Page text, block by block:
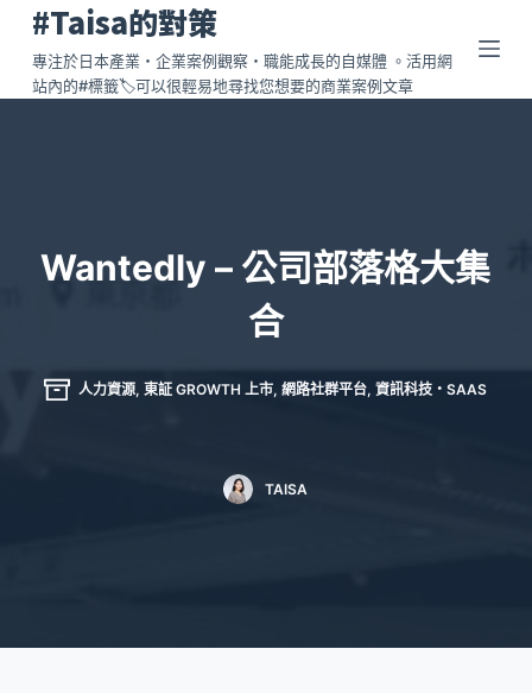
跳
至
主
#Taisa的對策
專注於日本產業・企業案例觀察・職能成長的自媒體 。活用網
站內的#標籤🏷️可以很輕易地尋找您想要的商業案例文章
Wantedly – 公司部落格大集
合
人力資源,東証 GROWTH 上市,網路社群平台,資訊科技・SAAS
TAISA